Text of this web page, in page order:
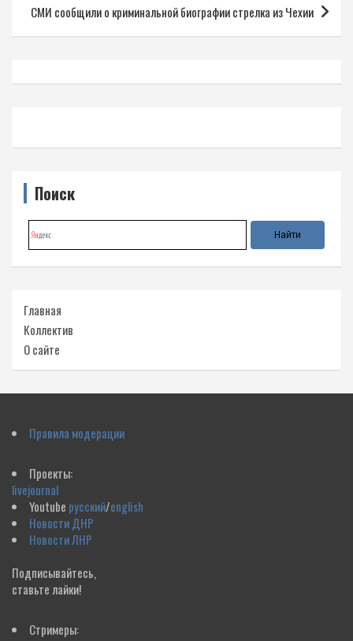
СМИ сообщили о криминальной биографии стрелка из Чехии
Поиск
Главная
Коллектив
О сайте
Правила модерации
Проекты:
livejournal
Youtube русский/english
Новости ДНР
Новости ЛНР
Подписывайтесь,
ставьте лайки!
Стримеры: